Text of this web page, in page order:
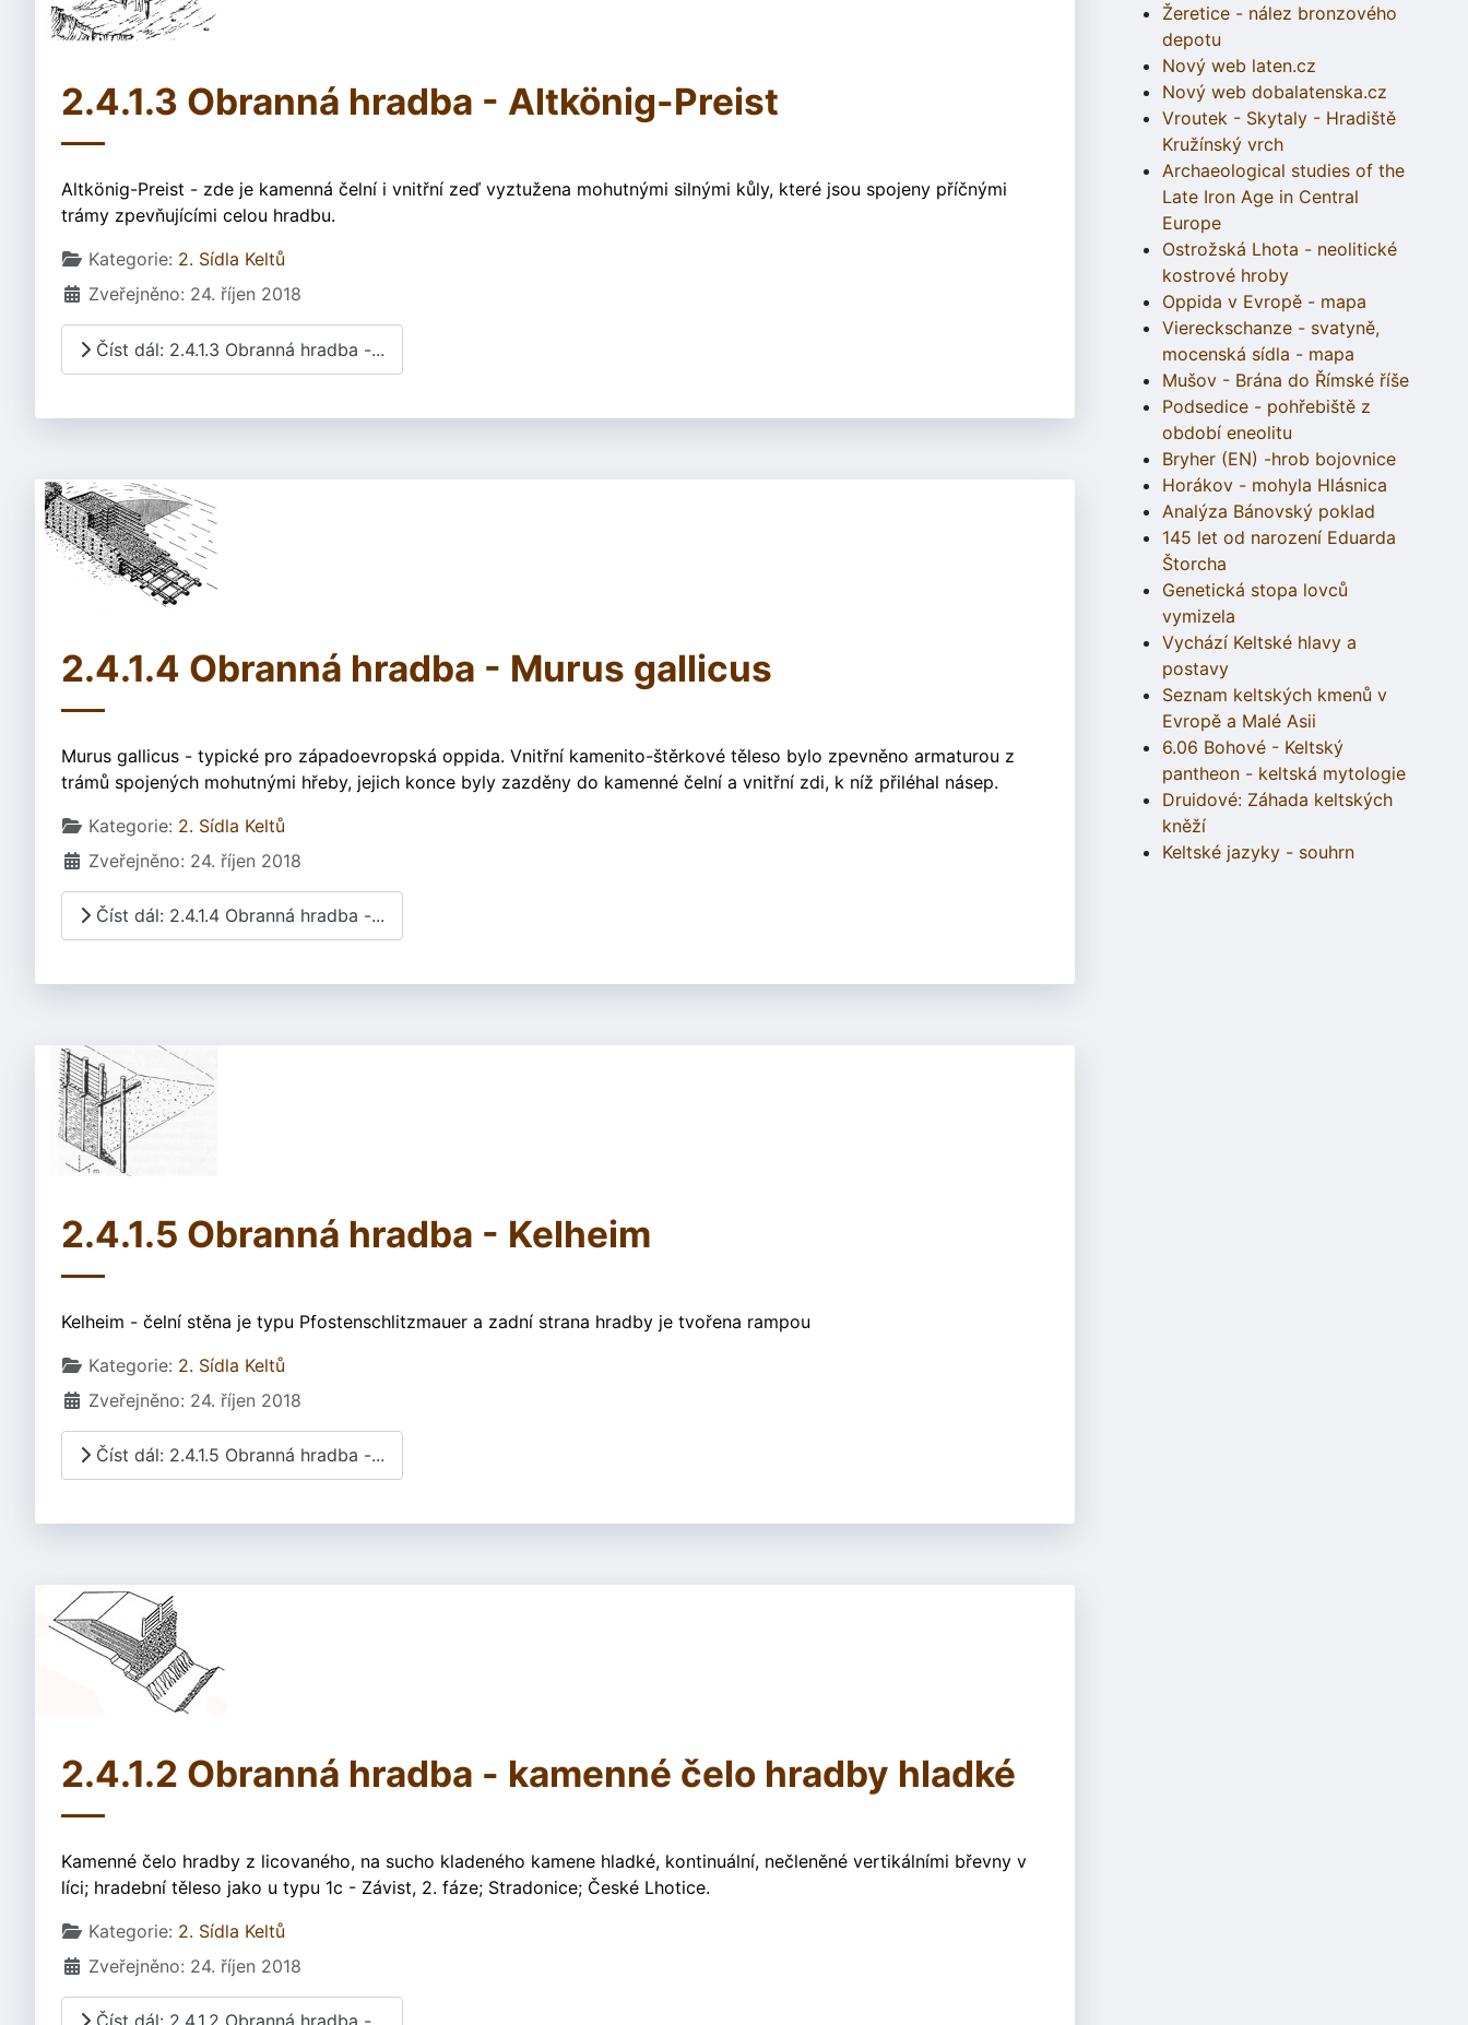
2.4.1.3 Obranná hradba - Altkönig-Preist
Altkönig-Preist - zde je kamenná čelní i vnitřní zeď vyztužena mohutnými silnými kůly, které jsou spojeny příčnými
trámy zpevňujícími celou hradbu.
Základní údaje
Kategorie: 2. Sídla Keltů
Zveřejněno: 24. říjen 2018
Číst dál: 2.4.1.3 Obranná hradba -...
2.4.1.4 Obranná hradba - Murus gallicus
Murus gallicus - typické pro západoevropská oppida. Vnitřní kamenito-štěrkové těleso bylo zpevněno armaturou z
trámů spojených mohutnými hřeby, jejich konce byly zazděny do kamenné čelní a vnitřní zdi, k níž přiléhal násep.
Základní údaje
Kategorie: 2. Sídla Keltů
Zveřejněno: 24. říjen 2018
Číst dál: 2.4.1.4 Obranná hradba -...
2.4.1.5 Obranná hradba - Kelheim
Kelheim - čelní stěna je typu Pfostenschlitzmauer a zadní strana hradby je tvořena rampou
Základní údaje
Kategorie: 2. Sídla Keltů
Zveřejněno: 24. říjen 2018
Číst dál: 2.4.1.5 Obranná hradba -...
2.4.1.2 Obranná hradba - kamenné čelo hradby hladké
Kamenné čelo hradby z licovaného, na sucho kladeného kamene hladké, kontinuální, nečleněné vertikálními břevny v
líci; hradební těleso jako u typu 1c - Závist, 2. fáze; Stradonice; České Lhotice.
Základní údaje
Kategorie: 2. Sídla Keltů
Zveřejněno: 24. říjen 2018
Žeretice - nález bronzového
depotu
Nový web laten.cz
Nový web dobalatenska.cz
Vroutek - Skytaly - Hradiště
Kružínský vrch
Archaeological studies of the
Late Iron Age in Central
Europe
Ostrožská Lhota - neolitické
kostrové hroby
Oppida v Evropě - mapa
Viereckschanze - svatyně,
mocenská sídla - mapa
Mušov - Brána do Římské říše
Podsedice - pohřebiště z
období eneolitu
Bryher (EN) -hrob bojovnice
Horákov - mohyla Hlásnica
Analýza Bánovský poklad
145 let od narození Eduarda
Štorcha
Genetická stopa lovců
vymizela
Vychází Keltské hlavy a
postavy
Seznam keltských kmenů v
Evropě a Malé Asii
6.06 Bohové - Keltský
pantheon - keltská mytologie
Druidové: Záhada keltských
kněží
Keltské jazyky - souhrn